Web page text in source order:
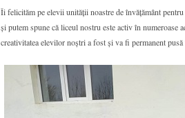
Îi felicităm pe elevii unității noastre de învățământ
și putem spune că liceul nostru este activ în numeroase
creativitatea elevilor noștri a fost și va fi permanent pusă